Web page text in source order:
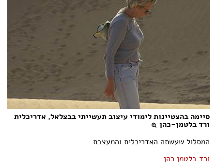
סיימה בהצטיינות לימודי עיצוב תעשייתי בבצלאל, אדריכלית
ורד בלטמן-כהן
המסלול שעשתה האדריכלית והמעצבת
ורד בלטמן כהן